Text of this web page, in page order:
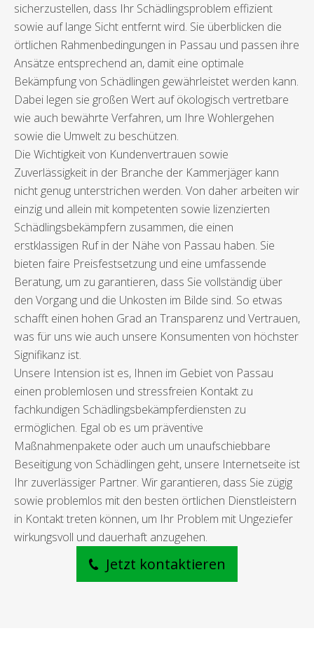
sicherzustellen, dass Ihr Schädlingsproblem effizient
sowie auf lange Sicht entfernt wird. Sie überblicken die
örtlichen Rahmenbedingungen in Passau und passen ihre
Ansätze entsprechend an, damit eine optimale
Bekämpfung von Schädlingen gewährleistet werden kann.
Dabei legen sie großen Wert auf ökologisch vertretbare
wie auch bewährte Verfahren, um Ihre Wohlergehen
sowie die Umwelt zu beschützen.
Die Wichtigkeit von Kundenvertrauen sowie
Zuverlässigkeit in der Branche der Kammerjäger kann
nicht genug unterstrichen werden. Von daher arbeiten wir
einzig und allein mit kompetenten sowie lizenzierten
Schädlingsbekämpfern zusammen, die einen
erstklassigen Ruf in der Nähe von Passau haben. Sie
bieten faire Preisfestsetzung und eine umfassende
Beratung, um zu garantieren, dass Sie vollständig über
den Vorgang und die Unkosten im Bilde sind. So etwas
schafft einen hohen Grad an Transparenz und Vertrauen,
was für uns wie auch unsere Konsumenten von höchster
Signifikanz ist.
Unsere Intension ist es, Ihnen im Gebiet von Passau
einen problemlosen und stressfreien Kontakt zu
fachkundigen Schädlingsbekämpferdiensten zu
ermöglichen. Egal ob es um präventive
Maßnahmenpakete oder auch um unaufschiebbare
Beseitigung von Schädlingen geht, unsere Internetseite ist
Ihr zuverlässiger Partner. Wir garantieren, dass Sie zügig
sowie problemlos mit den besten örtlichen Dienstleistern
in Kontakt treten können, um Ihr Problem mit Ungeziefer
wirkungsvoll und dauerhaft anzugehen.
Jetzt kontaktieren